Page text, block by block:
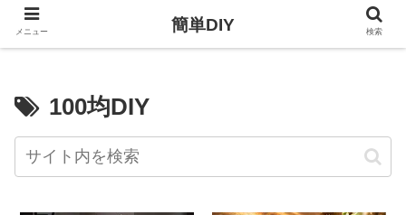
100均DIY
メニュー 簡単DIY 検索